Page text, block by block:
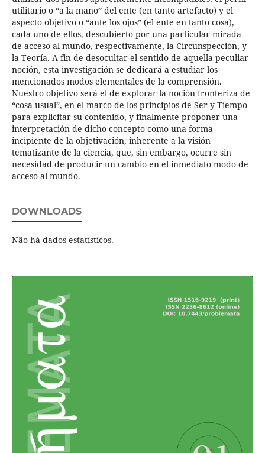
utilitario o “a la mano” del ente (en tanto artefacto) y el
aspecto objetivo o “ante los ojos” (el ente en tanto cosa),
cada uno de ellos, descubierto por una particular mirada
de acceso al mundo, respectivamente, la Circunspección, y
la Teoría. A fin de desocultar el sentido de aquella peculiar
noción, esta investigación se dedicará a estudiar los
mencionados modos elementales de la comprensión.
Nuestro objetivo será el de explorar la noción fronteriza de
“cosa usual”, en el marco de los principios de Ser y Tiempo
para explicitar su contenido, y finalmente proponer una
interpretación de dicho concepto como una forma
incipiente de la objetivación, inherente a la visión
tematizante de la ciencia, que, sin embargo, ocurre sin
necesidad de producir un cambio en el inmediato modo de
acceso al mundo.
DOWNLOADS
Não há dados estatísticos.